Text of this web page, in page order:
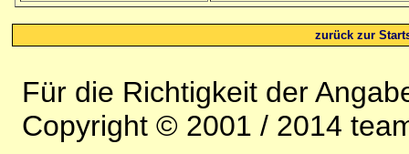
zurück zur
Für die Richtigkeit der
Copyright © 2001 / 2014